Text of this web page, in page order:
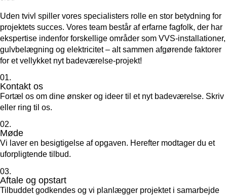
Uden tvivl spiller vores specialisters rolle en stor betydning for
projektets succes. Vores team består af erfarne fagfolk, der har
ekspertise indenfor forskellige områder som VVS-installationer,
gulvbelægning og elektricitet – alt sammen afgørende faktorer
for et vellykket nyt badeværelse-projekt!
01.
Kontakt os
Fortæl os om dine ønsker og ideer til et nyt badeværelse. Skriv
eller ring til os.
02.
Møde
Vi laver en besigtigelse af opgaven. Herefter modtager du et
uforpligtende tilbud.
03.
Aftale og opstart
Tilbuddet godkendes og vi planlægger projektet i samarbejde